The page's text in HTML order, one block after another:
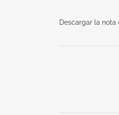
Descargar la nota